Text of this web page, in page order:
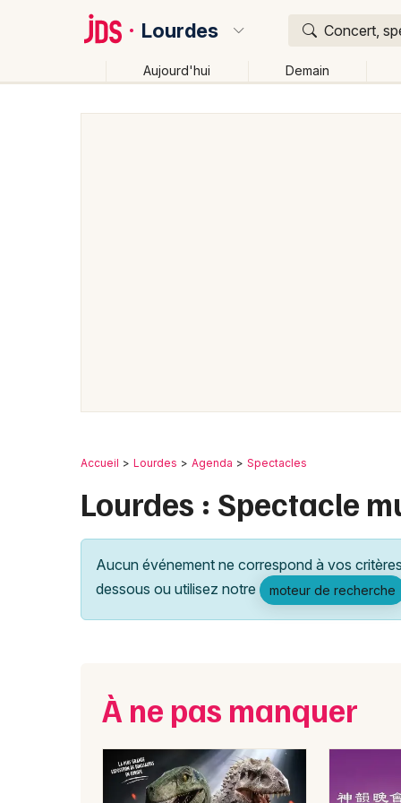
Lourdes Concert,
Aujourd'hui Demain
Accueil Lourdes Agenda Spectacles
Lourdes : Spectacle
Aucun événement ne correspond à vos
dessous ou utilisez notre
moteur de recherche
À ne pas manquer